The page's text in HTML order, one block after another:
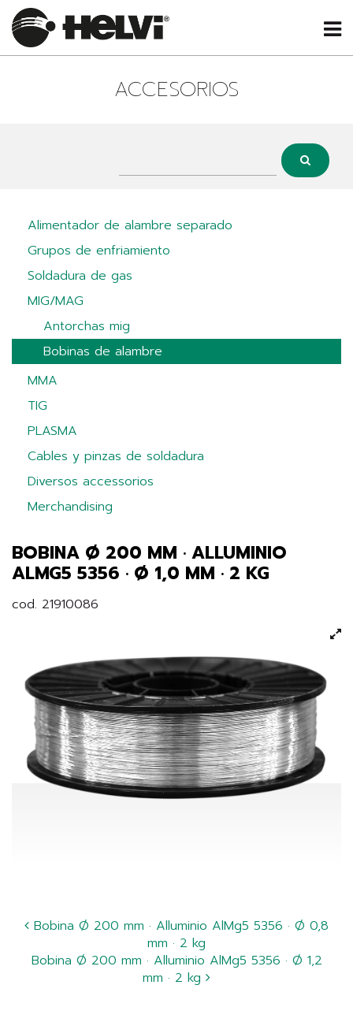
ACCESORIOS
Alimentador de alambre separado
Grupos de enfriamiento
Soldadura de gas
MIG/MAG
Antorchas mig
Bobinas de alambre
MMA
TIG
PLASMA
Cables y pinzas de soldadura
Diversos accessorios
Merchandising
BOBINA Ø 200 MM · ALLUMINIO
ALMG5 5356 · Ø 1,0 MM · 2 KG
cod. 21910086
Bobina Ø 200 mm · Alluminio AlMg5 5356 · Ø 0,8
mm · 2 kg
Bobina Ø 200 mm · Alluminio AlMg5 5356 · Ø 1,2
mm · 2 kg